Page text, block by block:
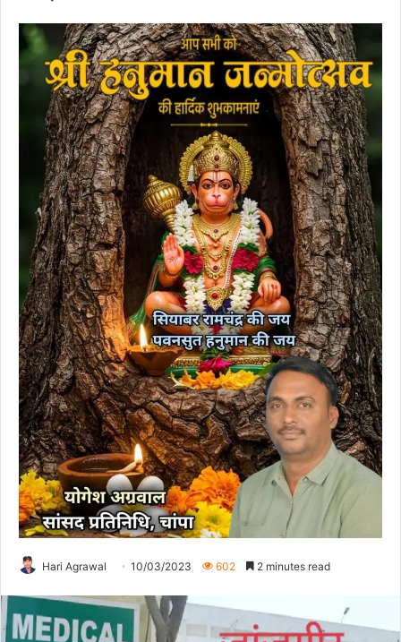
Hari Agrawal 10/03/2023 602 2 minutes read